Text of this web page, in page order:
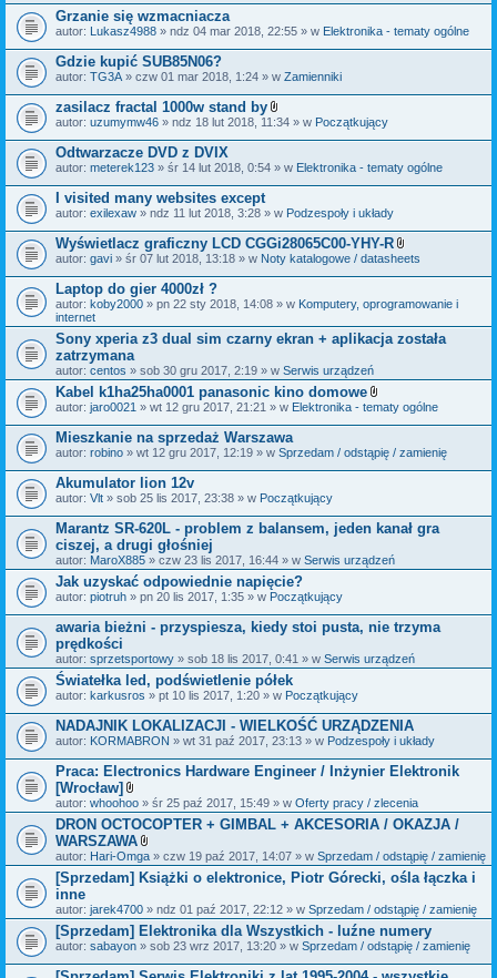
ł
c
z
i
Grzanie się wzmacniacza
autor: Lukasz4988 » ndz 04 mar 2018, 22:55 » w Elektronika - tematy ogólne
Gdzie kupić SUB85N06?
autor: TG3A » czw 01 mar 2018, 1:24 » w Zamienniki
zasilacz fractal 1000w stand by
Z
ł
c
z
i
i
autor: uzumymw46 » ndz 18 lut 2018, 11:34 » w Początkujący
Odtwarzacze DVD z DVIX
autor: meterek123 » śr 14 lut 2018, 0:54 » w Elektronika - tematy ogólne
I visited many websites except
autor: exilexaw » ndz 11 lut 2018, 3:28 » w Podzespoły i układy
Wyświetlacz graficzny LCD CGGi28065C00-YHY-R
Z
ł
c
n
i
autor: gavi » śr 07 lut 2018, 13:18 » w Noty katalogowe / datasheets
Laptop do gier 4000zł ?
autor: koby2000 » pn 22 sty 2018, 14:08 » w Komputery, oprogramowanie i
internet
Sony xperia z3 dual sim czarny ekran + aplikacja została
zatrzymana
autor: centos » sob 30 gru 2017, 2:19 » w Serwis urządzeń
Kabel k1ha25ha0001 panasonic kino domowe
Z
ł
c
z
i
autor: jaro0021 » wt 12 gru 2017, 21:21 » w Elektronika - tematy ogólne
Mieszkanie na sprzedaż Warszawa
autor: robino » wt 12 gru 2017, 12:19 » w Sprzedam / odstąpię / zamienię
Akumulator lion 12v
autor: Vlt » sob 25 lis 2017, 23:38 » w Początkujący
Marantz SR-620L - problem z balansem, jeden kanał gra
ciszej, a drugi głośniej
autor: MaroX885 » czw 23 lis 2017, 16:44 » w Serwis urządzeń
Jak uzyskać odpowiednie napięcie?
autor: piotruh » pn 20 lis 2017, 1:35 » w Początkujący
awaria bieżni - przyspiesza, kiedy stoi pusta, nie trzyma
prędkości
autor: sprzetsportowy » sob 18 lis 2017, 0:41 » w Serwis urządzeń
Światełka led, podświetlenie półek
autor: karkusros » pt 10 lis 2017, 1:20 » w Początkujący
NADAJNIK LOKALIZACJI - WIELKOŚĆ URZĄDZENIA
autor: KORMABRON » wt 31 paź 2017, 23:13 » w Podzespoły i układy
Praca: Electronics Hardware Engineer / Inżynier Elektronik
[Wrocław]
Z
a
ł
ą
c
z
k
i
autor: whoohoo » śr 25 paź 2017, 15:49 » w Oferty pracy / zlecenia
DRON OCTOCOPTER + GIMBAL + AKCESORIA / OKAZJA /
WARSZAWA
Z
a
ł
c
z
n
i
i
autor: Hari-Omga » czw 19 paź 2017, 14:07 » w Sprzedam / odstąpię / zamienię
[Sprzedam] Książki o elektronice, Piotr Górecki, ośla łączka i
inne
autor: jarek4700 » ndz 01 paź 2017, 22:12 » w Sprzedam / odstąpię / zamienię
[Sprzedam] Elektronika dla Wszystkich - luźne numery
autor: sabayon » sob 23 wrz 2017, 13:20 » w Sprzedam / odstąpię / zamienię